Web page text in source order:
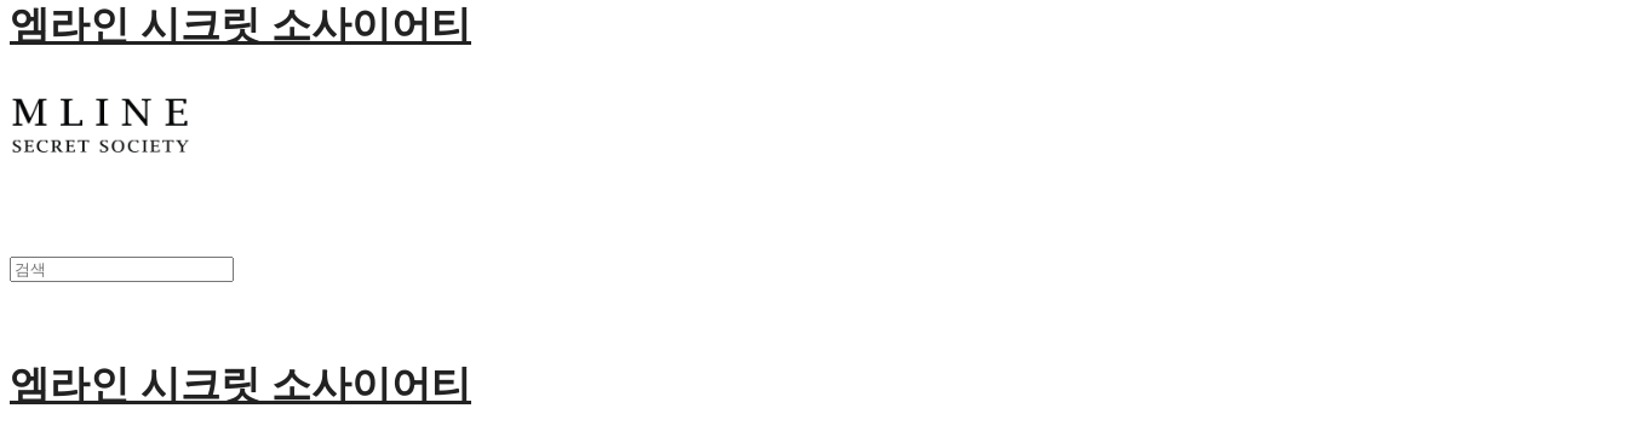
엠라인 시크릿 소사이어티
엠라인 시크릿 소사이어티